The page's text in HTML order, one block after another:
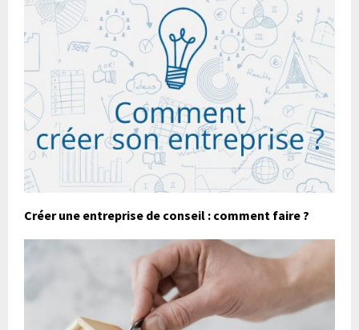
Créer une entreprise de conseil : comment faire ?